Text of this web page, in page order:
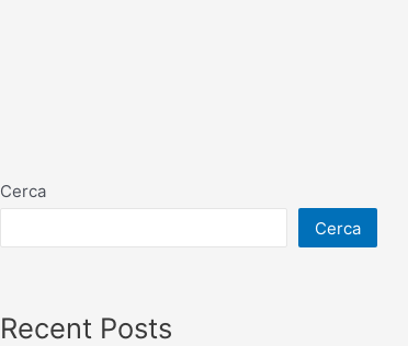
Cerca
Cerca
Recent Posts